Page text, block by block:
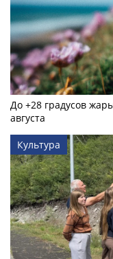
До +28 градусов
августа
Культура